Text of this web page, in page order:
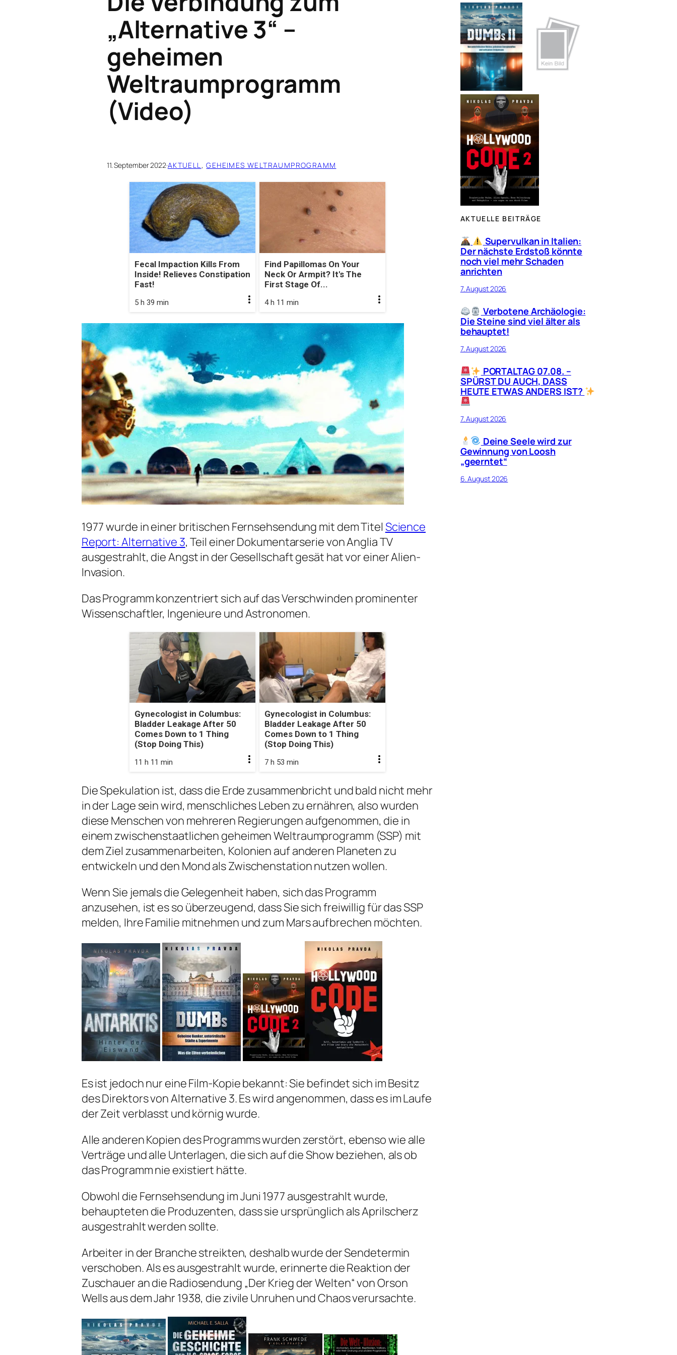
„Alternative 3“ –
geheimen
Weltraumprogramm
(Video)
11. September 2022·AKTUELL, GEHEIMES WELTRAUMPROGRAMM
Fecal Impaction Kills From
Inside! Relieves Constipation
Fast!
5 h 39 min
Find Papillomas On Your
Neck Or Armpit? It's The
First Stage Of...
4 h 11 min
1977 wurde in einer britischen Fernsehsendung mit dem Titel Science
Report: Alternative 3, Teil einer Dokumentarserie von Anglia TV
ausgestrahlt, die Angst in der Gesellschaft gesät hat vor einer Alien-
Invasion.
Das Programm konzentriert sich auf das Verschwinden prominenter
Wissenschaftler, Ingenieure und Astronomen.
Gynecologist in Columbus:
Bladder Leakage After 50
Comes Down to 1 Thing
(Stop Doing This)
11 h 11 min
Gynecologist in Columbus:
Bladder Leakage After 50
Comes Down to 1 Thing
(Stop Doing This)
7 h 53 min
Die Spekulation ist, dass die Erde zusammenbricht und bald nicht mehr
in der Lage sein wird, menschliches Leben zu ernähren, also wurden
diese Menschen von mehreren Regierungen aufgenommen, die in
einem zwischenstaatlichen geheimen Weltraumprogramm (SSP) mit
dem Ziel zusammenarbeiten, Kolonien auf anderen Planeten zu
entwickeln und den Mond als Zwischenstation nutzen wollen.
Wenn Sie jemals die Gelegenheit haben, sich das Programm
anzusehen, ist es so überzeugend, dass Sie sich freiwillig für das SSP
melden, Ihre Familie mitnehmen und zum Mars aufbrechen möchten.
Es ist jedoch nur eine Film-Kopie bekannt: Sie befindet sich im Besitz
des Direktors von Alternative 3. Es wird angenommen, dass es im Laufe
der Zeit verblasst und körnig wurde.
Alle anderen Kopien des Programms wurden zerstört, ebenso wie alle
Verträge und alle Unterlagen, die sich auf die Show beziehen, als ob
das Programm nie existiert hätte.
Obwohl die Fernsehsendung im Juni 1977 ausgestrahlt wurde,
behaupteten die Produzenten, dass sie ursprünglich als Aprilscherz
ausgestrahlt werden sollte.
Arbeiter in der Branche streikten, deshalb wurde der Sendetermin
verschoben. Als es ausgestrahlt wurde, erinnerte die Reaktion der
Zuschauer an die Radiosendung „Der Krieg der Welten“ von Orson
Wells aus dem Jahr 1938, die zivile Unruhen und Chaos verursachte.
c
h
e
n
AKTUELLE BEITRÄGE
Supervulkan in Italien:
Der nächste Erdstoß könnte
noch viel mehr Schaden
anrichten
7. August 2026
Verbotene Archäologie:
Die Steine sind viel älter als
behauptet!
7. August 2026
PORTALTAG 07.08. –
SPÜRST DU AUCH, DASS
HEUTE ETWAS ANDERS IST?
7. August 2026
Deine Seele wird zur
Gewinnung von Loosh
„geerntet“
6. August 2026